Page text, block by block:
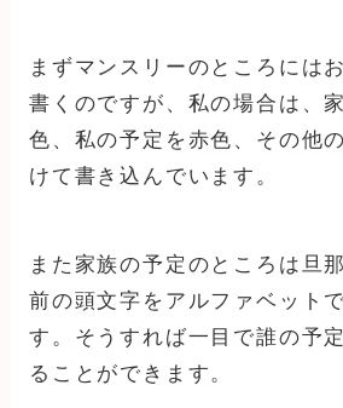
まずマンスリーのところには
書くのですが、私の場合は、
色、私の予定を赤色、その他
けて書き込んでいます。
また家族の予定のところは旦
前の頭文字をアルファベット
す。そうすれば一目で誰の予
ることができます。